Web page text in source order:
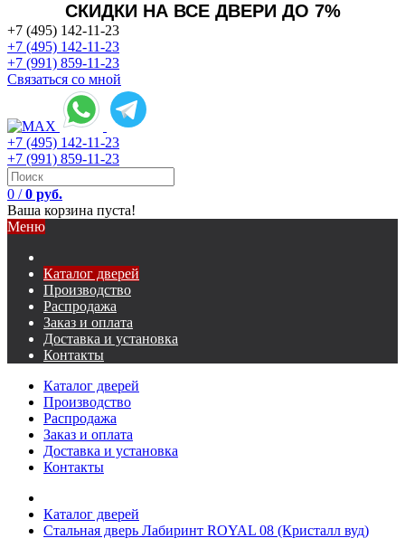
СКИДКИ НА ВСЕ ДВЕРИ ДО 7%
+7 (495) 142-11-23
+7 (495) 142-11-23
+7 (991) 859-11-23
Связаться со мной
+7 (495) 142-11-23
+7 (991) 859-11-23
0 / 0 руб.
Ваша корзина пуста!
Меню
Каталог дверей
Производство
Распродажа
Заказ и оплата
Доставка и установка
Контакты
Каталог дверей
Производство
Распродажа
Заказ и оплата
Доставка и установка
Контакты
Каталог дверей
Стальная дверь Лабиринт ROYAL 08 (Кристалл вуд)